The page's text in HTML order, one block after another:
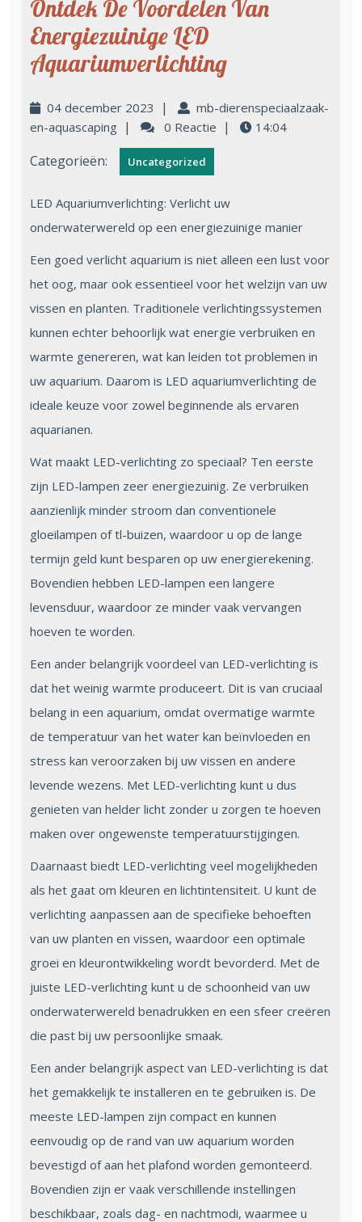
Ontdek De Voordelen Van
Energiezuinige LED
Aquariumverlichting
04 december 2023 |
mb-dierenspeciaalzaak-
en-aquascaping | 0 Reactie | 14:04
Categorieën: Uncategorized
LED Aquariumverlichting: Verlicht uw
onderwaterwereld op een energiezuinige manier
Een goed verlicht aquarium is niet alleen een lust voor
het oog, maar ook essentieel voor het welzijn van uw
vissen en planten. Traditionele verlichtingssystemen
kunnen echter behoorlijk wat energie verbruiken en
warmte genereren, wat kan leiden tot problemen in
uw aquarium. Daarom is LED aquariumverlichting de
ideale keuze voor zowel beginnende als ervaren
aquarianen.
Wat maakt LED-verlichting zo speciaal? Ten eerste
zijn LED-lampen zeer energiezuinig. Ze verbruiken
aanzienlijk minder stroom dan conventionele
gloeilampen of tl-buizen, waardoor u op de lange
termijn geld kunt besparen op uw energierekening.
Bovendien hebben LED-lampen een langere
levensduur, waardoor ze minder vaak vervangen
hoeven te worden.
Een ander belangrijk voordeel van LED-verlichting is
dat het weinig warmte produceert. Dit is van cruciaal
belang in een aquarium, omdat overmatige warmte
de temperatuur van het water kan beïnvloeden en
stress kan veroorzaken bij uw vissen en andere
levende wezens. Met LED-verlichting kunt u dus
genieten van helder licht zonder u zorgen te hoeven
maken over ongewenste temperatuurstijgingen.
Daarnaast biedt LED-verlichting veel mogelijkheden
als het gaat om kleuren en lichtintensiteit. U kunt de
verlichting aanpassen aan de specifieke behoeften
van uw planten en vissen, waardoor een optimale
groei en kleurontwikkeling wordt bevorderd. Met de
juiste LED-verlichting kunt u de schoonheid van uw
onderwaterwereld benadrukken en een sfeer creëren
die past bij uw persoonlijke smaak.
Een ander belangrijk aspect van LED-verlichting is dat
het gemakkelijk te installeren en te gebruiken is. De
meeste LED-lampen zijn compact en kunnen
eenvoudig op de rand van uw aquarium worden
bevestigd of aan het plafond worden gemonteerd.
Bovendien zijn er vaak verschillende instellingen
beschikbaar, zoals dag- en nachtmodi, waarmee u